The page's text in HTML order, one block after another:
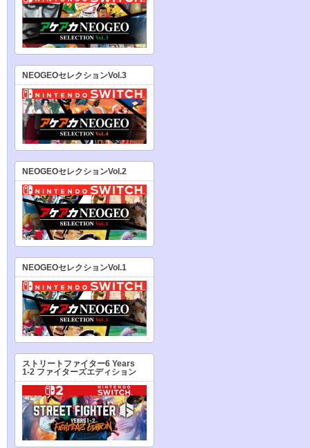
NEOGEOセレクションVol.3
NEOGEOセレクションVol.2
NEOGEOセレクションVol.1
ストリートファイター6 Years
1-2 ファイターズエディション